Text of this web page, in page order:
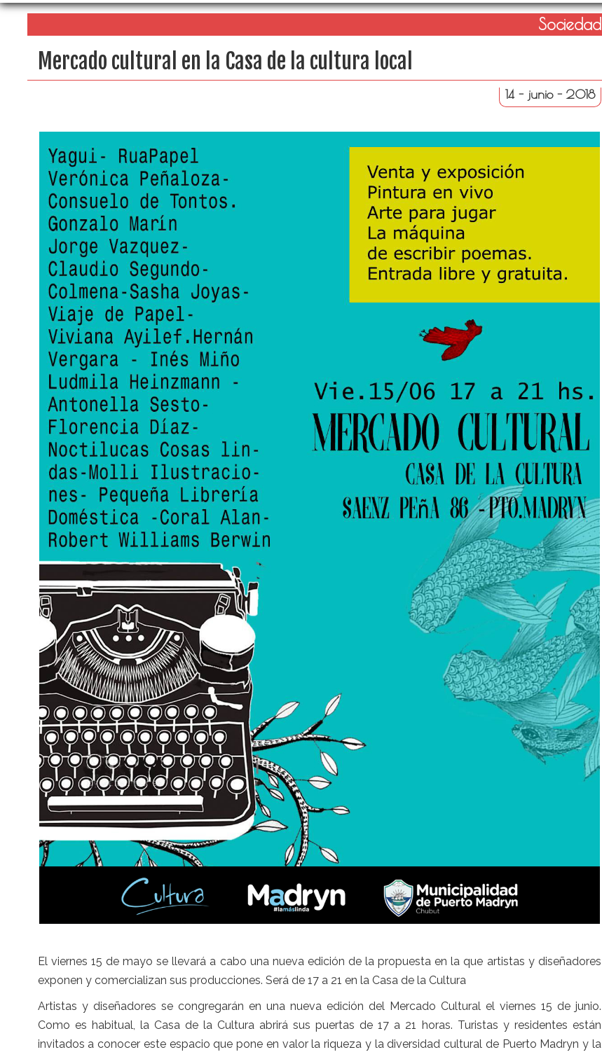
Sociedad
Mercado cultural en la Casa de la cultura local
14 - junio - 2018
El viernes 15 de mayo se llevará a cabo una nueva edición de la propuesta en la que artistas y diseñadores
exponen y comercializan sus producciones. Será de 17 a 21 en la Casa de la Cultura
Artistas y diseñadores se congregarán en una nueva edición del Mercado Cultural el viernes 15 de junio.
Como es habitual, la Casa de la Cultura abrirá sus puertas de 17 a 21 horas. Turistas y residentes están
invitados a conocer este espacio que pone en valor la riqueza y la diversidad cultural de Puerto Madryn y la